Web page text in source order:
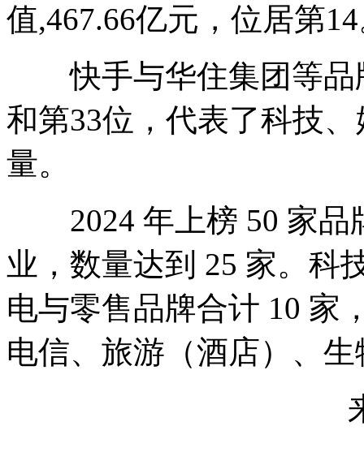
值,467.66亿元，位居第
快手与华住集团等品
和第33位，代表了科技
量。
2024 年上榜 50 家品
业，数量达到 25 家。科
电与零售品牌合计 10 家
电信、旅游（酒店）、